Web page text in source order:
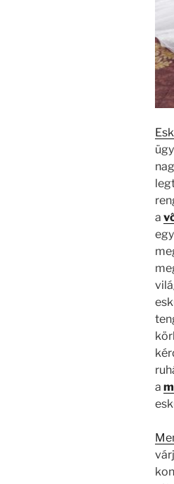
a
a